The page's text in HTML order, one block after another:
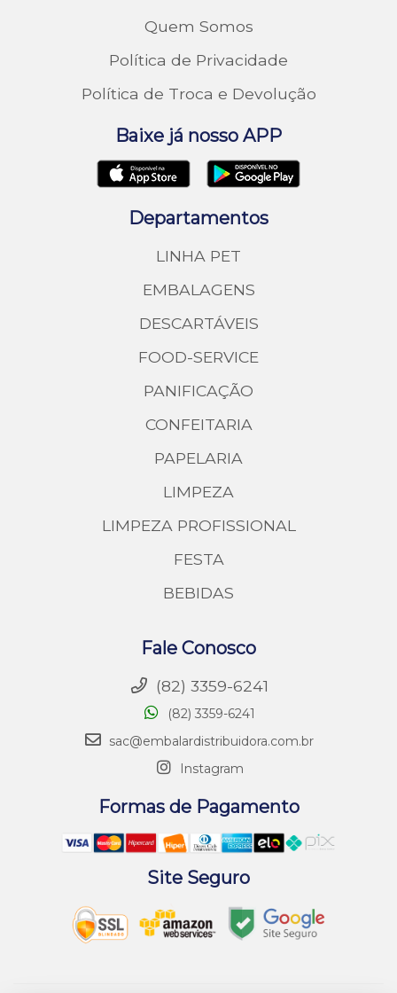
Quem Somos
Política de Privacidade
Política de Troca e Devolução
Baixe já nosso APP
Departamentos
LINHA PET
EMBALAGENS
DESCARTÁVEIS
FOOD-SERVICE
PANIFICAÇÃO
CONFEITARIA
PAPELARIA
LIMPEZA
LIMPEZA PROFISSIONAL
FESTA
BEBIDAS
Fale Conosco
(82) 3359-6241
(82) 3359-6241
sac@embalardistribuidora.com.br
Instagram
Formas de Pagamento
Site Seguro